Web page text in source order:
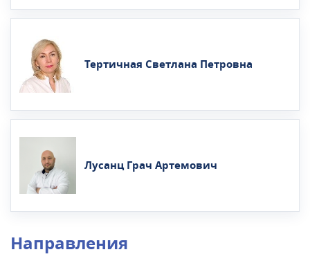
Тертичная Светлана Петровна
Лусанц Грач Артемович
Направления